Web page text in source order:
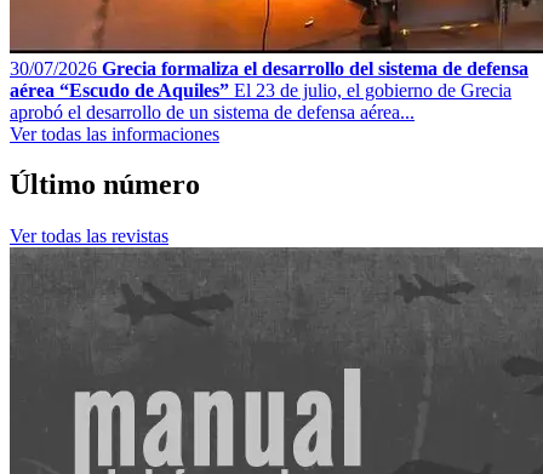
30/07/2026 Grecia formaliza el desarrollo del sistema de defensa
aérea “Escudo de Aquiles” El 23 de julio, el gobierno de Grecia
aprobó el desarrollo de un sistema de defensa aérea...
Ver todas las informaciones
Último número
Ver todas las revistas